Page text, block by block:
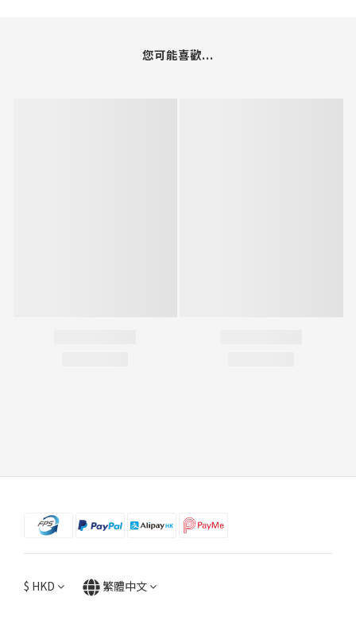
您可能喜歡...
$ HKD 繁體中文